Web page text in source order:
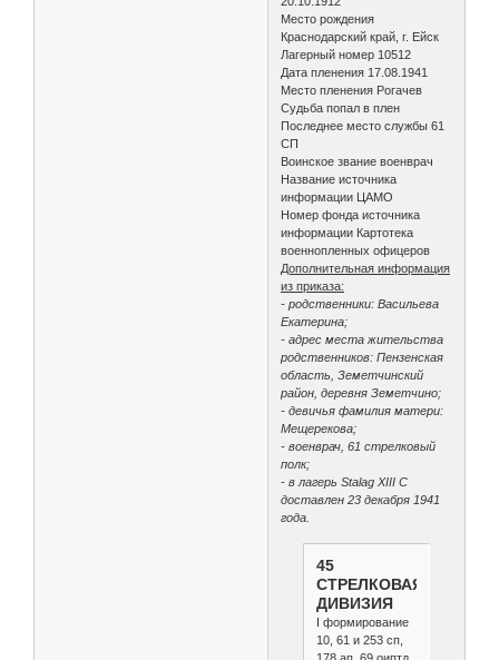
Место рождения
Краснодарский край, г. Ейск
Лагерный номер 10512
Дата пленения 17.08.1941
Место пленения Рогачев
Судьба попал в плен
Последнее место службы 61
СП
Воинское звание военврач
Название источника
информации ЦАМО
Номер фонда источника
информации Картотека
военнопленных офицеров
Дополнительная информация
из приказа:
- родственники: Васильева
Екатерина;
- адрес места жительства
родственников: Пензенская
область, Земетчинский
район, деревня Земетчино;
- девичья фамилия матери:
Мещерекова;
- военврач, 61 стрелковый
полк;
- в лагерь Stalag XIII C
доставлен 23 декабря 1941
года.
45
СТРЕЛКОВАЯ
ДИВИЗИЯ
I формирование
10, 61 и 253 сп,